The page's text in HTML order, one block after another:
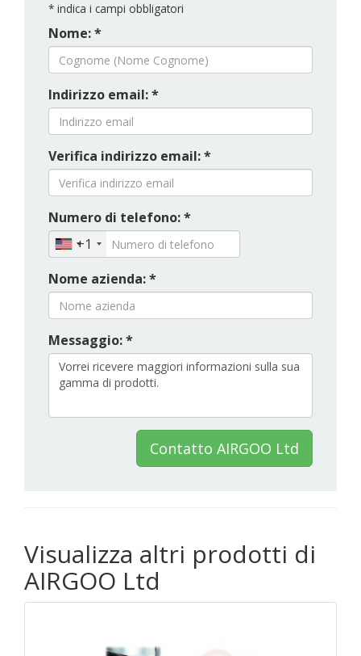
* indica i campi obbligatori
Nome: *
Indirizzo email: *
Verifica indirizzo email: *
Numero di telefono: *
+1
Nome azienda: *
Messaggio: *
Contatto AIRGOO Ltd
Visualizza altri prodotti di
AIRGOO Ltd